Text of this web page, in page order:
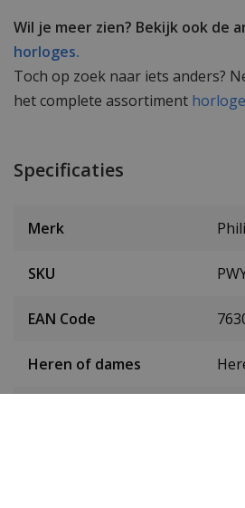
Wil je meer zien? Bekijk ook de
horloges.
Toch op zoek naar iets anders?
het complete assortiment
Specificaties
Merk
SKU
EAN Code
Heren of dames